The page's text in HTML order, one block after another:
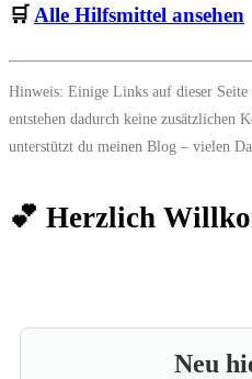
🛒 Alle Hilfsmittel ansehen
Hinweis: Einige Links auf dieser
entstehen dadurch keine zusätzlichen
unterstützt du meinen Blog – vielen
💕 Herzlich
Neu